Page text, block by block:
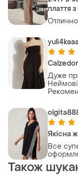
плаття
Дуже
Якісна
Все
Також